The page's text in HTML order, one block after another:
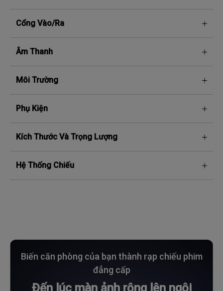
Cổng Vào/ra
Âm Thanh
Môi Trường
Phụ Kiện
Kích Thước Và Trọng Lượng
Hệ Thống Chiếu
Biến căn phòng của bạn thành rạp chiếu phim
đẳng cấp
Đến lúc màn ảnh rộng lên ngôi